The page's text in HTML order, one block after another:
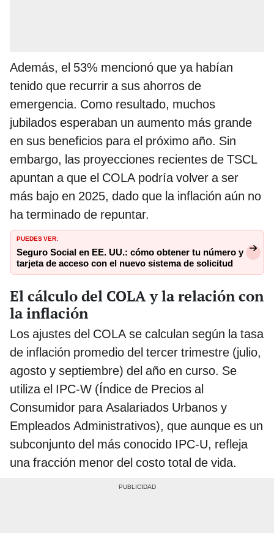
Además, el 53% mencionó que ya habían
tenido que recurrir a sus ahorros de
emergencia. Como resultado, muchos
jubilados esperaban un aumento más grande
en sus beneficios para el próximo año. Sin
embargo, las proyecciones recientes de TSCL
apuntan a que el COLA podría volver a ser
más bajo en 2025, dado que la inflación aún no
ha terminado de repuntar.
PUEDES VER:
Seguro Social en EE. UU.: cómo obtener tu número y
tarjeta de acceso con el nuevo sistema de solicitud
El cálculo del COLA y la relación con
la inflación
Los ajustes del COLA se calculan según la tasa
de inflación promedio del tercer trimestre (julio,
agosto y septiembre) del año en curso. Se
utiliza el IPC-W (Índice de Precios al
Consumidor para Asalariados Urbanos y
Empleados Administrativos), que aunque es un
subconjunto del más conocido IPC-U, refleja
una fracción menor del costo total de vida.